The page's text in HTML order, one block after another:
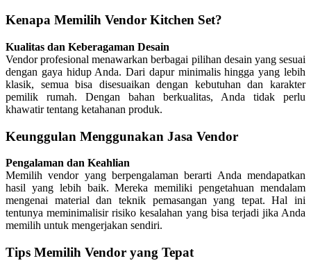
Kenapa Memilih Vendor Kitchen Set?
Kualitas dan Keberagaman Desain
Vendor profesional menawarkan berbagai pilihan desain yang sesuai
dengan gaya hidup Anda. Dari dapur minimalis hingga yang lebih
klasik, semua bisa disesuaikan dengan kebutuhan dan karakter
pemilik rumah. Dengan bahan berkualitas, Anda tidak perlu
khawatir tentang ketahanan produk.
Keunggulan Menggunakan Jasa Vendor
Pengalaman dan Keahlian
Memilih vendor yang berpengalaman berarti Anda mendapatkan
hasil yang lebih baik. Mereka memiliki pengetahuan mendalam
mengenai material dan teknik pemasangan yang tepat. Hal ini
tentunya meminimalisir risiko kesalahan yang bisa terjadi jika Anda
memilih untuk mengerjakan sendiri.
Tips Memilih Vendor yang Tepat